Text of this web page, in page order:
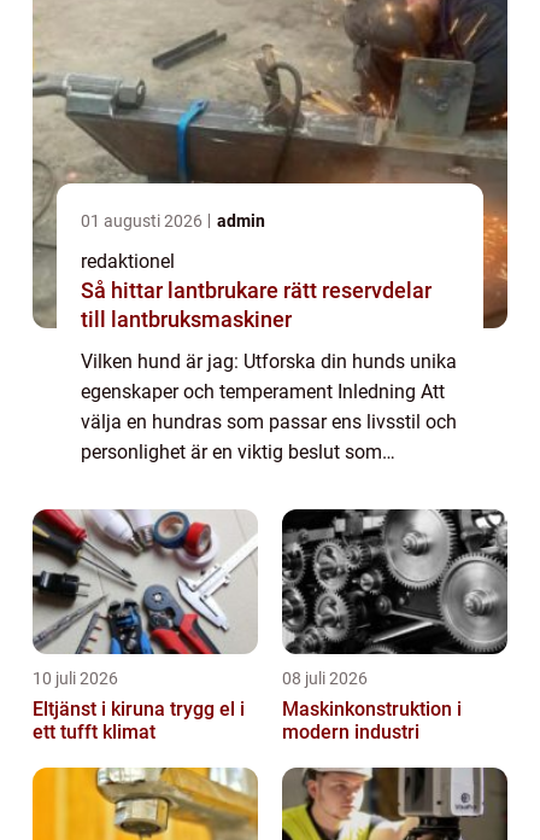
01 augusti 2026 admin
redaktionel
Så hittar lantbrukare rätt reservdelar
till lantbruksmaskiner
Vilken hund är jag: Utforska din hunds unika
egenskaper och temperament Inledning Att
välja en hundras som passar ens livsstil och
personlighet är en viktig beslut som
hund är jag” är en populär...
10 juli 2026
Eltjänst i kiruna trygg el i
ett tufft klimat
08 juli 2026
Maskinkonstruktion i
modern industri